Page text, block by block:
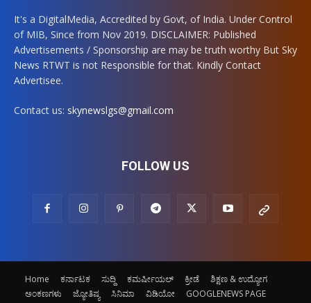
It's a DigitalMedia, Accredited by Govt, of India. Under Control
of MIB, Since from Nov 2019. DISCLAIMER: Published
Advertisements / Sponsorship are may be truth worthy But Sky
News RTWT is not Responsible for that. Kindly Contact
Advertisee.
Contact us: skynewslgs@gmail.com
FOLLOW US
Home ಕರ್ನಾಟಕ ಸುದ್ದಿ ಕಮರ್ಷೀಯಲ್ ಕ್ರೀಡೆ
ಶಿಕ್ಷಣ & ಉದ್ಯೋಗ
ಅಂಕಣಗಳು
ಜ್ಯೋತಿಷ್ಯ ಸಿನಿಮಾ ವಿಡಿಯೋ GOOGLENEWS PAGE